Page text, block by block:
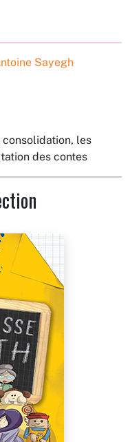
Sayegh
consolidation, les
des contes